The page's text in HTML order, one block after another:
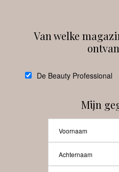
Van welke
De Beauty Professional
Mijn